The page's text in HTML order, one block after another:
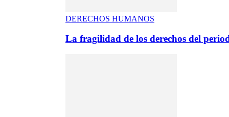
DERECHOS HUMANOS
La fragilidad de los derechos del